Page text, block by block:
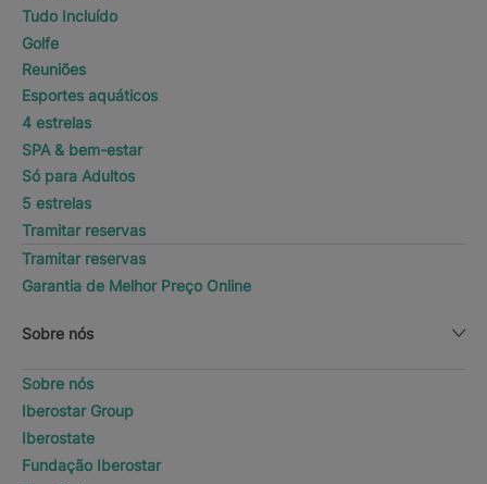
Tudo Incluído
Golfe
Reuniões
Esportes aquáticos
4 estrelas
SPA & bem-estar
Só para Adultos
5 estrelas
Tramitar reservas
Tramitar reservas
Garantia de Melhor Preço Online
Sobre nós
Sobre nós
Iberostar Group
Iberostate
Fundação Iberostar